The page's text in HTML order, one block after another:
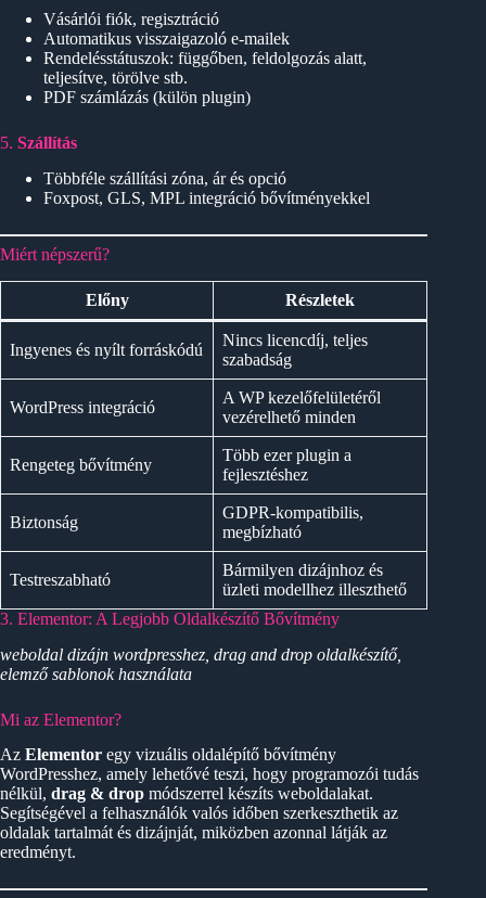
Vásárlói fiók, regisztráció
Automatikus visszaigazoló e-mailek
Rendelésstátuszok: függőben, feldolgozás alatt,
teljesítve, törölve stb.
PDF számlázás (külön plugin)
5. Szállítás
Többféle szállítási zóna, ár és opció
Foxpost, GLS, MPL integráció bővítményekkel
Miért népszerű?
Előny Részletek
Ingyenes és nyílt forráskódú
Nincs licencdíj, teljes
szabadság
WordPress integráció
A WP kezelőfelületéről
vezérelhető minden
Rengeteg bővítmény
Több ezer plugin a
fejlesztéshez
Biztonság
GDPR-kompatibilis,
megbízható
Testreszabható
Bármilyen dizájnhoz és
üzleti modellhez illeszthető
3. Elementor: A Legjobb Oldalkészítő Bővítmény
weboldal dizájn wordpresshez, drag and drop oldalkészítő,
elemző sablonok használata
Mi az Elementor?
Az Elementor egy vizuális oldalépítő bővítmény
WordPresshez, amely lehetővé teszi, hogy programozói tudás
nélkül, drag & drop módszerrel készíts weboldalakat.
Segítségével a felhasználók valós időben szerkeszthetik az
oldalak tartalmát és dizájnját, miközben azonnal látják az
eredményt.